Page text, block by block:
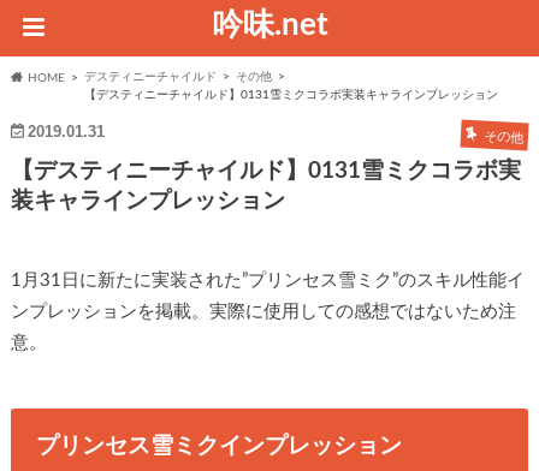
吟味.net
HOME デスティニーチャイルド
その他
【デスティニーチャイルド】0131雪ミクコラボ実装キャラインプレッション
2019.01.31 その他
【デスティニーチャイルド】0131雪ミクコラボ実
装キャラインプレッション
1月31日に新たに実装された”プリンセス雪ミク”のスキル性能イ
ンプレッションを掲載。実際に使用しての感想ではないため注
意。
プリンセス雪ミクインプレッション